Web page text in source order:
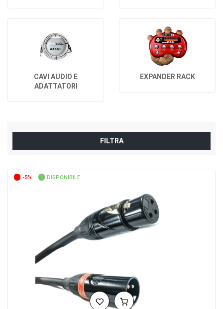
CAVI AUDIO E
ADATTATORI
EXPANDER RACK
FILTRA
-5% DISPONIBILE